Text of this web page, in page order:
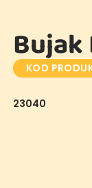
KOD
23040